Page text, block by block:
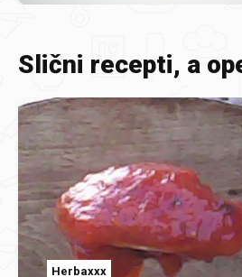
Slični recepti, a
Herbaxxx